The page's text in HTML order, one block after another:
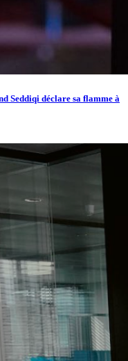
Seddiqi déclare sa flamme à